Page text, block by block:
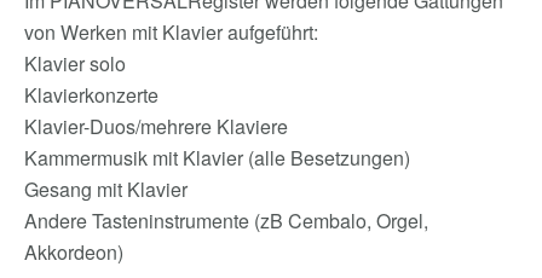
von Werken mit Klavier aufgeführt:
Klavier solo
Klavierkonzerte
Klavier-Duos/mehrere Klaviere
Kammermusik mit Klavier (alle Besetzungen)
Gesang mit Klavier
Andere Tasteninstrumente (zB Cembalo, Orgel,
Akkordeon)